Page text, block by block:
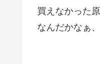
買えなかった
なんだかなぁ